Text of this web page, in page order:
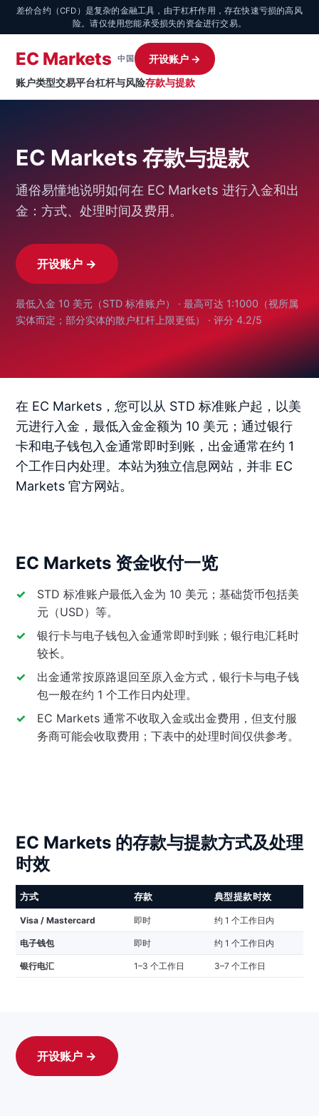
差价合约（CFD）是复杂的金融工具，由于杠杆作用，存在快速亏损的高风
险。请仅使用您能承受损失的资金进行交易。
EC Markets 中国
账户类型交易平台杠杆与风险存款与提款
开设账户 →
EC Markets 存款与提款
通俗易懂地说明如何在 EC Markets 进行入金和出
金：方式、处理时间及费用。
开设账户 →
最低入金 10 美元（STD 标准账户） · 最高可达 1:1000（视所属
实体而定；部分实体的散户杠杆上限更低） · 评分 4.2/5
在 EC Markets，您可以从 STD 标准账户起，以美
元进行入金，最低入金金额为 10 美元；通过银行
卡和电子钱包入金通常即时到账，出金通常在约 1
个工作日内处理。本站为独立信息网站，并非 EC
Markets 官方网站。
EC Markets 资金收付一览
STD 标准账户最低入金为 10 美元；基础货币包括美
元（USD）等。
银行卡与电子钱包入金通常即时到账；银行电汇耗时
较长。
出金通常按原路退回至原入金方式，银行卡与电子钱
包一般在约 1 个工作日内处理。
EC Markets 通常不收取入金或出金费用，但支付服
务商可能会收取费用；下表中的处理时间仅供参考。
EC Markets 的存款与提款方式及处理
时效
方式 存款 典型提款时效
Visa / Mastercard 即时 约 1 个工作日内
电子钱包 即时 约 1 个工作日内
银行电汇 1–3 个工作日 3–7 个工作日
开设账户 →